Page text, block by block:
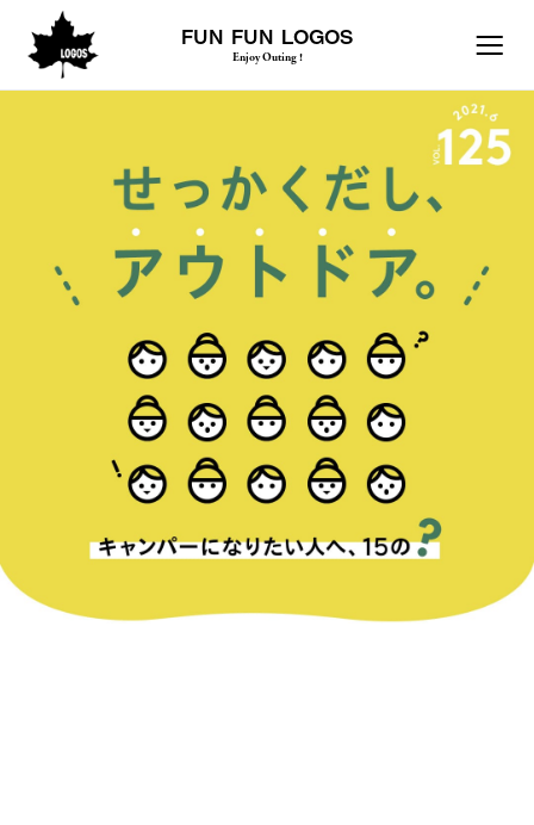
FUN FUN LOGOS
Enjoy Outing !